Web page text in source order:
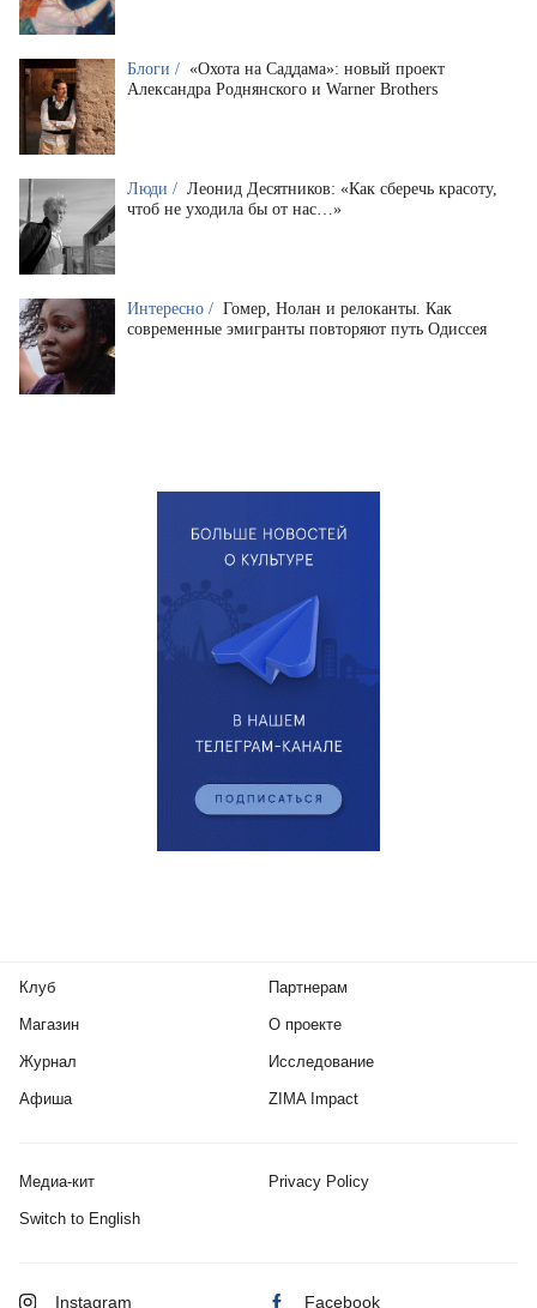
Блоги / «Охота на Саддама»: новый проект
Александра Роднянского и Warner Brothers
Люди / Леонид Десятников: «Как сберечь красоту,
чтоб не уходила бы от нас…»
Интересно / Гомер, Нолан и релоканты. Как
современные эмигранты повторяют путь Одиссея
Клуб
Магазин
Журнал
Афиша
Партнерам
О проекте
Исследование
ZIMA Impact
Медиа-кит Privacy Policy
Switch to English
Instagram Facebook